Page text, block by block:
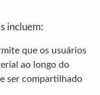
incluem:
que os usuários
ao longo do
ser compartilhado